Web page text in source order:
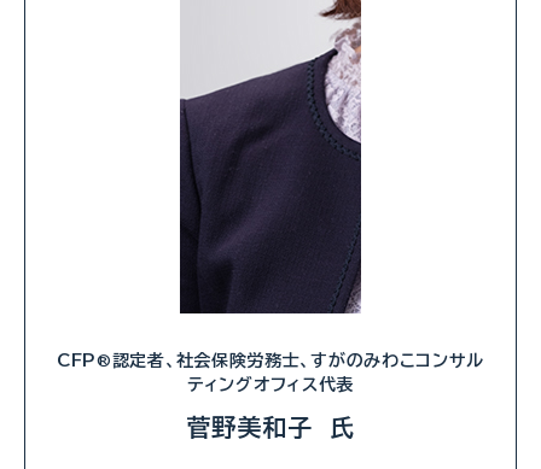
CFP ® 認定者、社会保険労務士、すがのみわこコンサル
ティングオフィス代表
菅野美和子 氏